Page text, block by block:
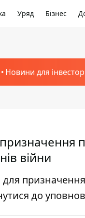
Уряд Бізнес
Новини для
війни
до